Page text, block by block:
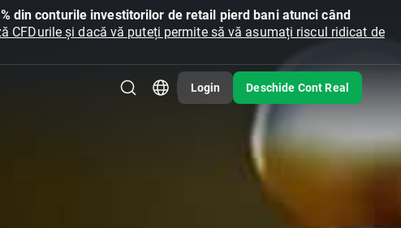
din conturile investitorilor de retail pierd bani atunci când
CFDurile și dacă vă puteți permite să vă asumați riscul ridicat de
Login Deschide Cont Real